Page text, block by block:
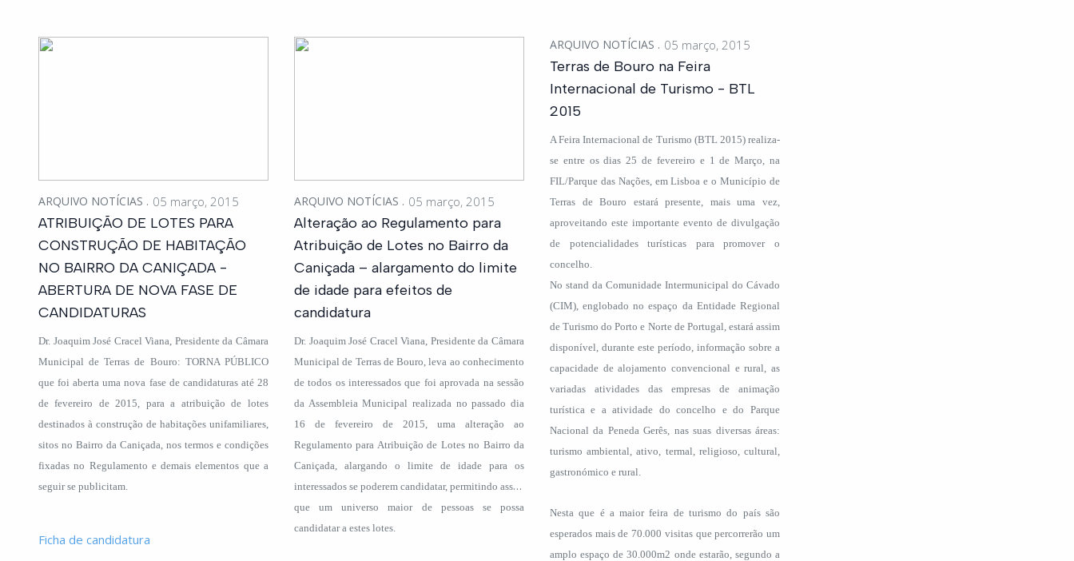
ARQUIVO NOTÍCIAS 05 março, 2015
ATRIBUIÇÃO DE LOTES PARA
CONSTRUÇÃO DE HABITAÇÃO
NO BAIRRO DA CANIÇADA -
ABERTURA DE NOVA FASE DE
CANDIDATURAS
Dr. Joaquim José Cracel Viana, Presidente da Câmara
Municipal de Terras de Bouro: TORNA PÚBLICO
que foi aberta uma nova fase de candidaturas até 28
de fevereiro de 2015, para a atribuição de lotes
destinados à construção de habitações unifamiliares,
sitos no Bairro da Caniçada, nos termos e condições
fixadas no Regulamento e demais elementos que a
seguir se publicitam.
Ficha de candidatura
ARQUIVO NOTÍCIAS 05 março, 2015
Alteração ao Regulamento para
Atribuição de Lotes no Bairro da
Caniçada – alargamento do limite
de idade para efeitos de
candidatura
Dr. Joaquim José Cracel Viana, Presidente da Câmara
Municipal de Terras de Bouro, leva ao conhecimento
de todos os interessados que foi aprovada na sessão
da Assembleia Municipal realizada no passado dia
16 de fevereiro de 2015, uma alteração ao
Regulamento para Atribuição de Lotes no Bairro da
Caniçada, alargando o limite de idade para os
interessados se poderem candidatar, permitindo assim
que um universo maior de pessoas se possa
candidatar a estes lotes.
ARQUIVO NOTÍCIAS 05 março, 2015
Terras de Bouro na Feira
Internacional de Turismo - BTL
2015
A Feira Internacional de Turismo (BTL 2015) realiza-
se entre os dias 25 de fevereiro e 1 de Março, na
FIL/Parque das Nações, em Lisboa e o Município de
Terras de Bouro estará presente, mais uma vez,
aproveitando este importante evento de divulgação
de potencialidades turísticas para promover o
concelho.
No stand da Comunidade Intermunicipal do Cávado
(CIM), englobado no espaço da Entidade Regional
de Turismo do Porto e Norte de Portugal, estará assim
disponível, durante este período, informação sobre a
capacidade de alojamento convencional e rural, as
variadas atividades das empresas de animação
turística e a atividade do concelho e do Parque
Nacional da Peneda Gerês, nas suas diversas áreas:
turismo ambiental, ativo, termal, religioso, cultural,
gastronómico e rural.
Nesta que é a maior feira de turismo do país são
esperados mais de 70.000 visitas que percorrerão um
amplo espaço de 30.000m2 onde estarão, segundo a